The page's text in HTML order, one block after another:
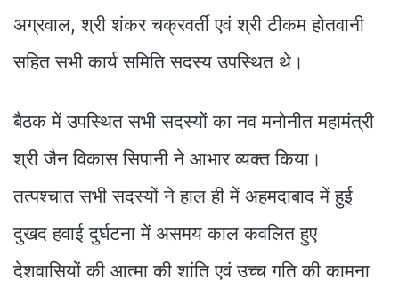
अग्रवाल, श्री शंकर चक्रवर्ती एवं श्री टीकम होतवानी
सहित सभी कार्य समिति सदस्य उपस्थित थे।
बैठक में उपस्थित सभी सदस्यों का नव मनोनीत महामंत्री
श्री जैन विकास सिपानी ने आभार व्यक्त किया।
तत्पश्चात सभी सदस्यों ने हाल ही में अहमदाबाद में हुई
दुखद हवाई दुर्घटना में असमय काल कवलित हुए
देशवासियों की आत्मा की शांति एवं उच्च गति की कामना